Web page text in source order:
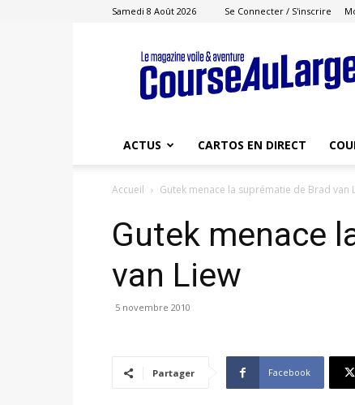
Samedi 8 Août 2026 Se Connecter / S'inscrire
Course
au
Large
ACTUS CARTOS EN DIRECT
Accueil Gutek menace la suprématie de Brad van
Gutek menace
van Liew
5 novembre 2010
Partager Facebook